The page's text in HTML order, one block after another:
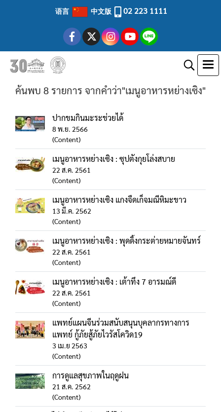
语言 中文版 02 223 1111
ค้นพบ 8 รายการ จากคำว่า"เมนูอาหารหย่างเซิง"
ปากขมกินมะระช่วยได้
8 พ.ย. 2566
(Content)
เมนูอาหารหย่างเซิง : ซุปตังกุยโล่งสบาย
22 ส.ค. 2561
(Content)
เมนูอาหารหย่างเซิง แกงจืดเก็จมณีหิมะขาว
13 มี.ค. 2562
(Content)
เมนูอาหารหย่างเซิง : พุดดิ้งกระต่ายหมายจันทร์
22 ส.ค. 2561
(Content)
เมนูอาหารหย่างเซิง : เต้าทึง 7 อารมณ์ดี
22 ส.ค. 2561
(Content)
แพทย์แผนจีนร่วมสนับสนุนบุคลากรทางการ
แพทย์ กู้ภัยสู้ภัยไวรัสโควิด19
3 เม.ย 2563
(Content)
การดูแลสุขภาพในฤดูฝน
21 ส.ค. 2562
(Content)